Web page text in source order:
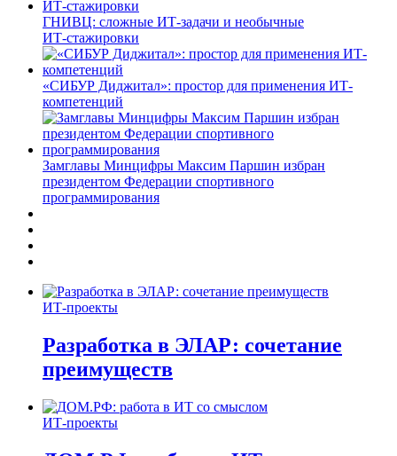
ГНИВЦ: сложные ИТ‑задачи и необычные
ИТ‑стажировки
«СИБУР Диджитал»: простор для применения ИТ-
компетенций
Замглавы Минцифры Максим Паршин избран
президентом Федерации спортивного
программирования
ИТ-проекты
Разработка в ЭЛАР: сочетание
преимуществ
ИТ-проекты